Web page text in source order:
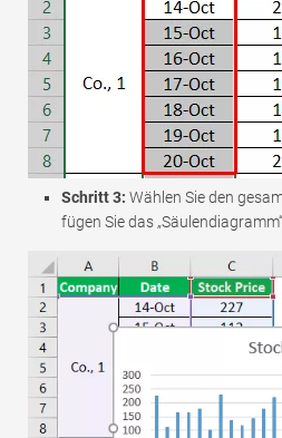
Schritt 3: Wählen Sie den
fügen Sie das „Säulendiagramm“